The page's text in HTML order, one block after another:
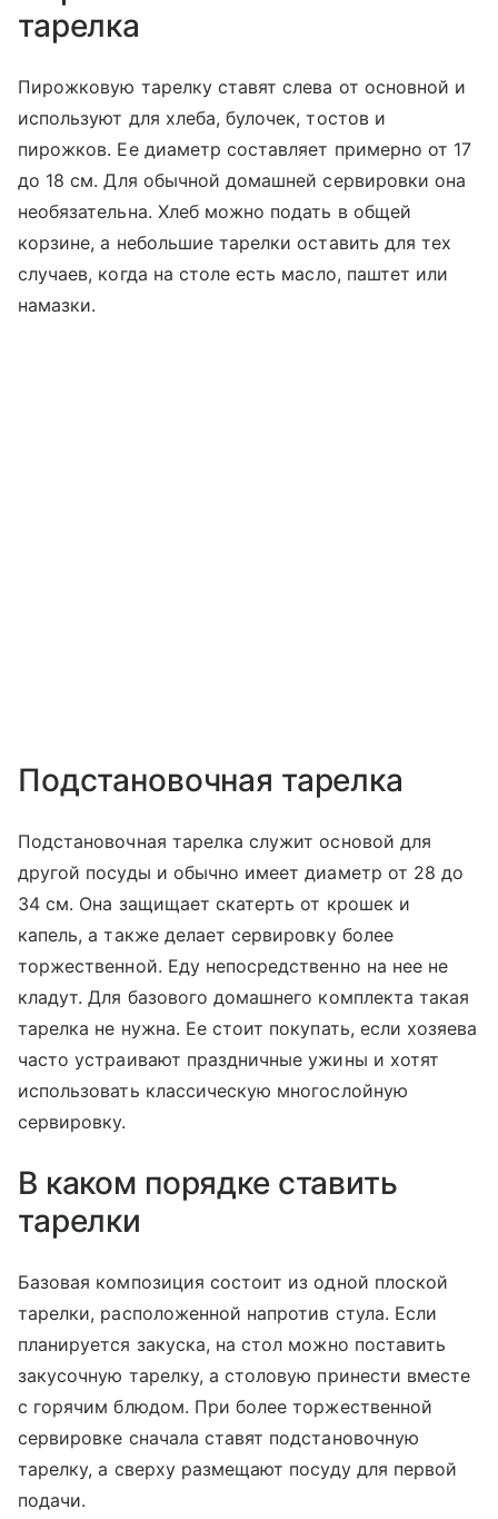
тарелка
Пирожковую тарелку ставят слева от основной и
используют для хлеба, булочек, тостов и
пирожков. Ее диаметр составляет примерно от 17
до 18 см. Для обычной домашней сервировки она
необязательна. Хлеб можно подать в общей
корзине, а небольшие тарелки оставить для тех
случаев, когда на столе есть масло, паштет или
намазки.
Подстановочная тарелка
Подстановочная тарелка служит основой для
другой посуды и обычно имеет диаметр от 28 до
34 см. Она защищает скатерть от крошек и
капель, а также делает сервировку более
торжественной. Еду непосредственно на нее не
кладут. Для базового домашнего комплекта такая
тарелка не нужна. Ее стоит покупать, если хозяева
часто устраивают праздничные ужины и хотят
использовать классическую многослойную
сервировку.
В каком порядке ставить
тарелки
Базовая композиция состоит из одной плоской
тарелки, расположенной напротив стула. Если
планируется закуска, на стол можно поставить
закусочную тарелку, а столовую принести вместе
с горячим блюдом. При более торжественной
сервировке сначала ставят подстановочную
тарелку, а сверху размещают посуду для первой
подачи.